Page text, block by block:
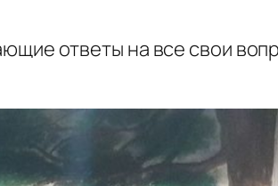
ответы на все свои